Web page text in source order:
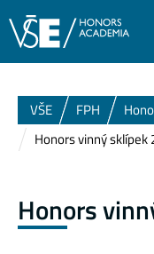
VŠE FPH
Honors vinný sklípek
Honors